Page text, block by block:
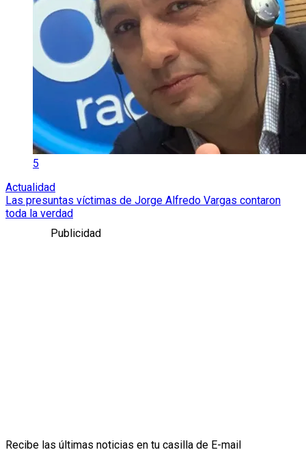
5
Actualidad
Las presuntas víctimas de Jorge Alfredo Vargas contaron
toda la verdad
Publicidad
Recibe las últimas noticias en tu casilla de E-mail